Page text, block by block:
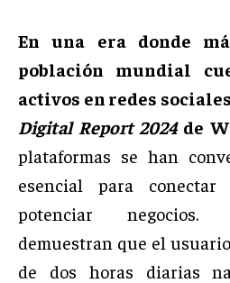
En una era donde
población mundial
activos en redes
Digital Report 2024de
plataformas se han
esencial para
potenciar negocios.
demuestran que el
de dos horas diarias